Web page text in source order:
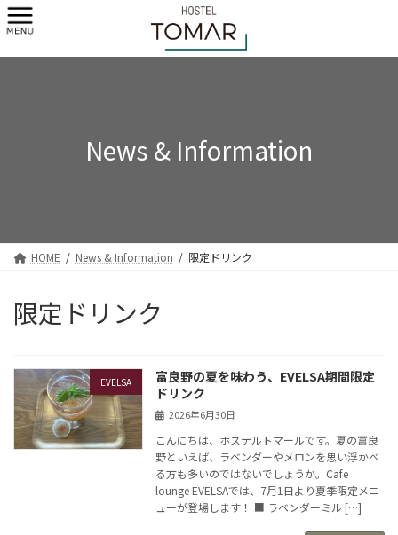
コ
ン
ン
ナ
ビ
ー
News & Information
HOME News & Information 限定ドリンク
限定ドリンク
EVELSA
富良野の夏を味わう、EVELSA期間限定
ドリンク
2026年6月30日
こんにちは、ホステルトマールです。夏の富良
野といえば、ラベンダーやメロンを思い浮かべ
る方も多いのではないでしょうか。Cafe
lounge EVELSAでは、7月1日より夏季限定メニ
ューが登場します！ ■ ラベンダーミル […]